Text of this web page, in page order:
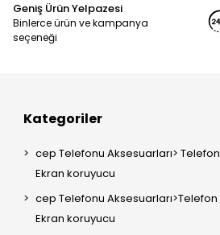
Geniş Ürün Yelpazesi
Binlerce ürün ve kampanya
seçeneği
Kategoriler
cep Telefonu Aksesuarları> Telefon
Ekran koruyucu
cep Telefonu Aksesuarları>Telefon
Ekran koruyucu